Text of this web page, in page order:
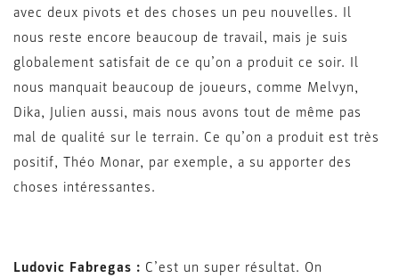
avec deux pivots et des choses un peu nouvelles. Il
nous reste encore beaucoup de travail, mais je suis
globalement satisfait de ce qu’on a produit ce soir. Il
nous manquait beaucoup de joueurs, comme Melvyn,
Dika, Julien aussi, mais nous avons tout de même pas
mal de qualité sur le terrain. Ce qu’on a produit est très
positif, Théo Monar, par exemple, a su apporter des
choses intéressantes.
Ludovic Fabregas : C’est un super résultat. On